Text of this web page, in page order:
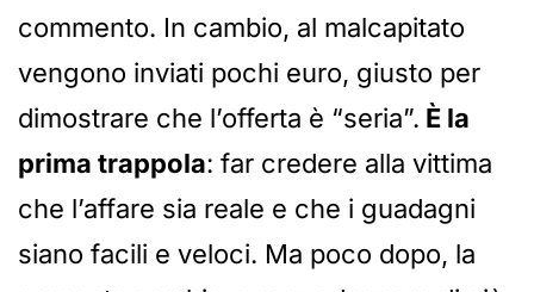
commento. In cambio, al malcapitato
vengono inviati pochi euro, giusto per
dimostrare che l’offerta è “seria”. È la
prima trappola: far credere alla vittima
che l’affare sia reale e che i guadagni
siano facili e veloci. Ma poco dopo, la